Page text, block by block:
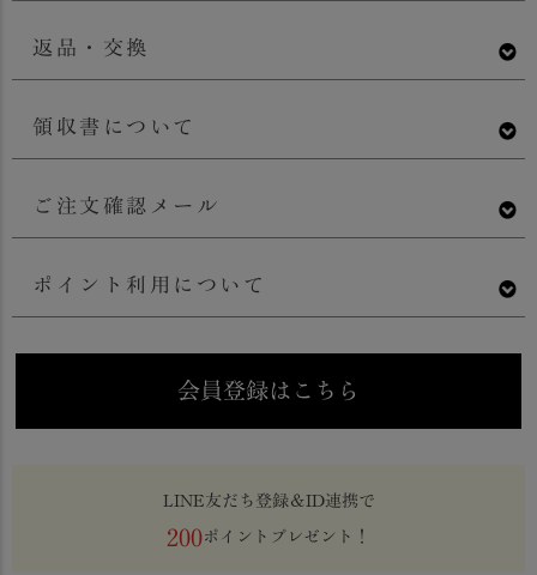
返品・交換
領収書について
ご注文確認メール
ポイント利用について
会員登録はこちら
LINE友だち登録＆ID連携で
200ポイントプレゼント！